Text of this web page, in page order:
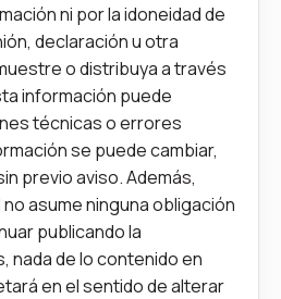
ni por la idoneidad de
declaración u otra
o distribuya a través
información puede
técnicas o errores
se puede cambiar,
previo aviso. Además,
asume ninguna obligación
publicando la
nada de lo contenido en
en el sentido de alterar